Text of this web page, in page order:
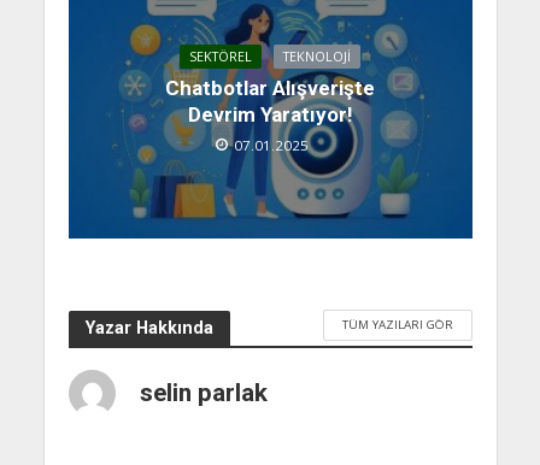
SEKTÖREL TEKNOLOJI
Chatbotlar Alışverişte
Devrim Yaratıyor!
07.01.2025
Yazar Hakkında TÜM YAZILARI GÖR
selin parlak